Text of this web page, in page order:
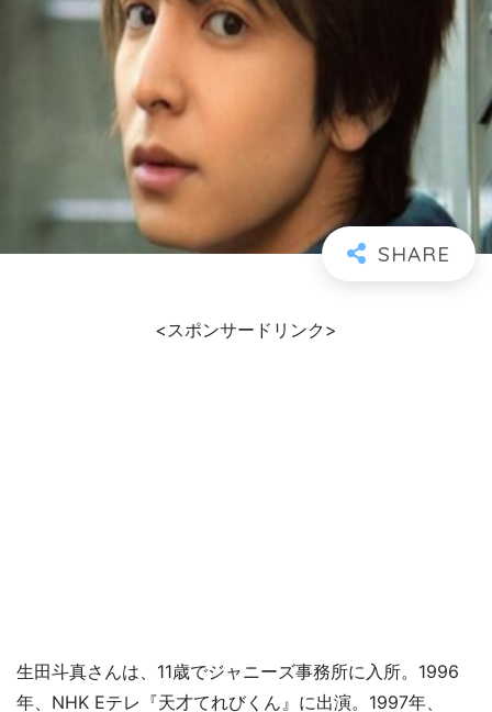
<スポンサードリンク>
生田斗真さんは、11歳でジャニーズ事務所に入所。1996
年、NHK Eテレ『天才てれびくん』に出演。1997年、